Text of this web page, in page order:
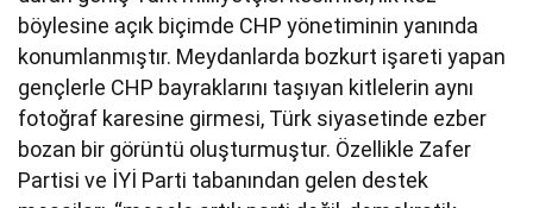
böylesine açık biçimde CHP yönetiminin yanında
konumlanmıştır. Meydanlarda bozkurt işareti yapan
gençlerle CHP bayraklarını taşıyan kitlelerin aynı
fotoğraf karesine girmesi, Türk siyasetinde ezber
bozan bir görüntü oluşturmuştur. Özellikle Zafer
Partisi ve İYİ Parti tabanından gelen destek